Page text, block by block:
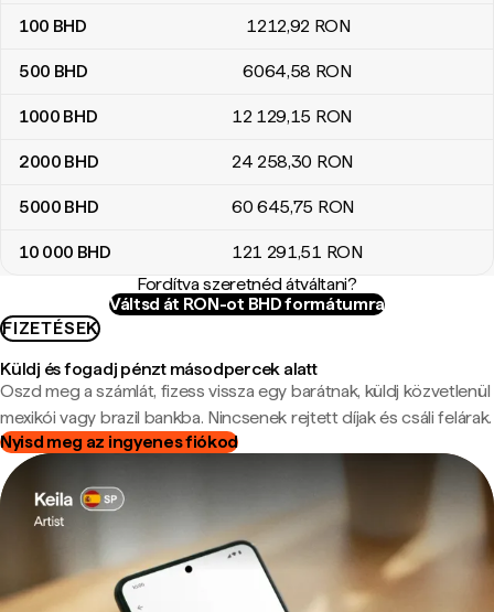
100 BHD 1212,92 RON
500 BHD 6064,58 RON
1000 BHD 12 129,15 RON
2000 BHD 24 258,30 RON
5000 BHD 60 645,75 RON
10 000 BHD 121 291,51 RON
Fordítva szeretnéd átváltani?
Váltsd át RON-ot BHD formátumra
FIZETÉSEK
Küldj és fogadj pénzt másodpercek alatt
Oszd meg a számlát, fizess vissza egy barátnak, küldj közvetlenül
mexikói vagy brazil bankba. Nincsenek rejtett díjak és csáli felárak.
Nyisd meg az ingyenes fiókod